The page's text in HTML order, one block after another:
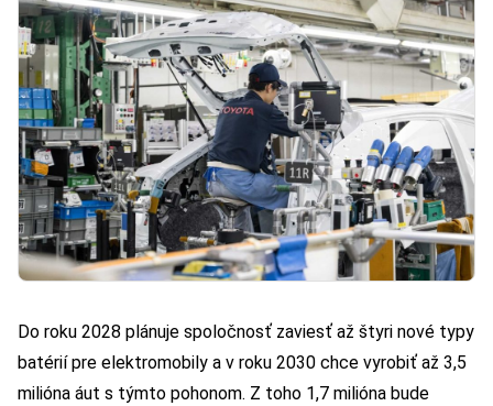
Do roku 2028 plánuje spoločnosť zaviesť až štyri nové typy
batérií pre elektromobily a v roku 2030 chce vyrobiť až 3,5
milióna áut s týmto pohonom. Z toho 1,7 milióna bude